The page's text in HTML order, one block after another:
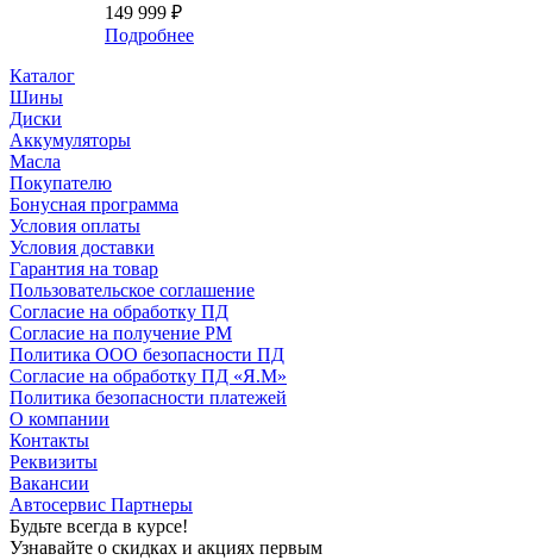
149 999 ₽
Подробнее
Каталог
Шины
Диски
Аккумуляторы
Масла
Покупателю
Бонусная программа
Условия оплаты
Условия доставки
Гарантия на товар
Пользовательское соглашение
Согласие на обработку ПД
Согласие на получение РМ
Политика ООО безопасности ПД
Согласие на обработку ПД «Я.М»
Политика безопасности платежей
О компании
Контакты
Реквизиты
Вакансии
Автосервис Партнеры
Будьте всегда в курсе!
Узнавайте о скидках и акциях первым